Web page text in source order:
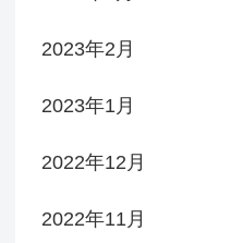
2023年2月
2023年1月
2022年12月
2022年11月